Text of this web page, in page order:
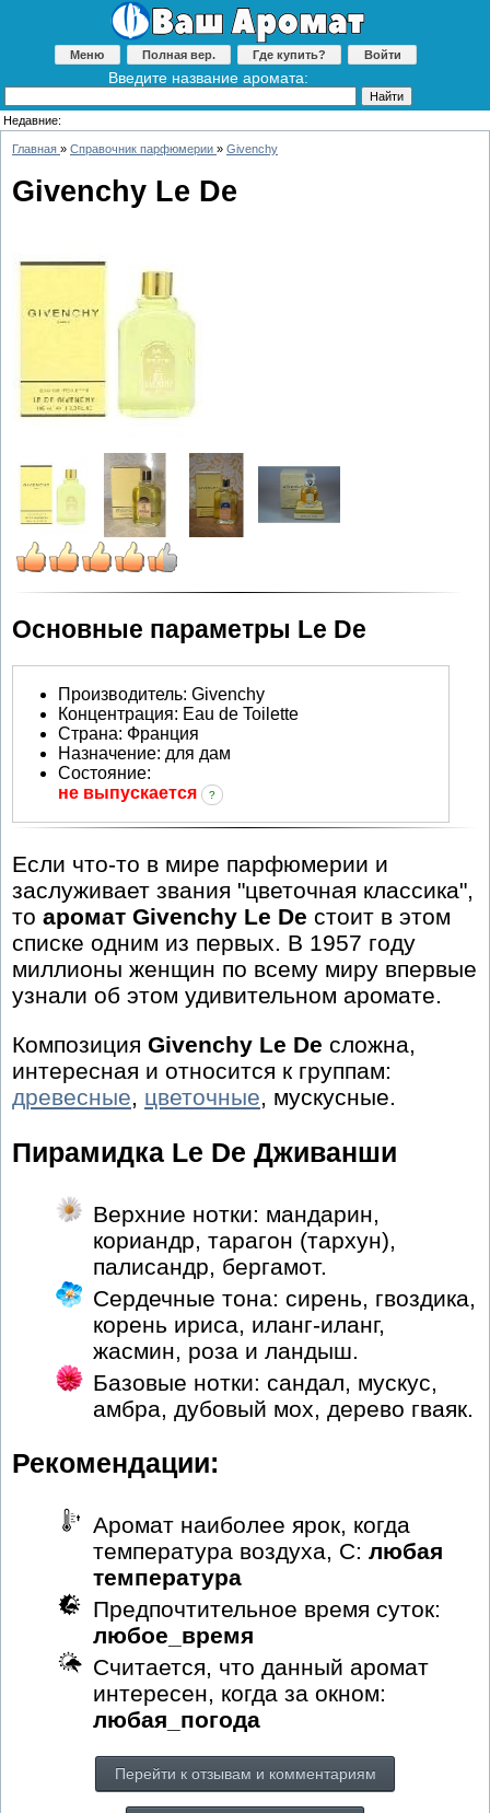
Меню Полная вер. Где купить? Войти
Введите название аромата:
Недавние:
Главная » Справочник парфюмерии » Givenchy
Givenchy Le De
Основные параметры Le De
Производитель: Givenchy
Концентрация: Eau de Toilette
Страна: Франция
Назначение: для дам
Состояние:
не выпускается
?
Если что-то в мире парфюмерии и
заслуживает звания "цветочная классика",
то аромат Givenchy Le De стоит в этом
списке одним из первых. В 1957 году
миллионы женщин по всему миру впервые
узнали об этом удивительном аромате.
Композиция Givenchy Le De сложна,
интересная и относится к группам:
древесные, цветочные, мускусные.
Пирамидка Le De Дживанши
Верхние нотки: мандарин,
кориандр, тарагон (тархун),
палисандр, бергамот.
Сердечные тона: сирень, гвоздика,
корень ириса, иланг-иланг,
жасмин, роза и ландыш.
Базовые нотки: сандал, мускус,
амбра, дубовый мох, дерево гваяк.
Рекомендации:
Аромат наиболее ярок, когда
температура воздуха, С: любая
температура
Предпочтительное время суток:
любое_время
Считается, что данный аромат
интересен, когда за окном:
любая_погода
Перейти к отзывам и комментариям